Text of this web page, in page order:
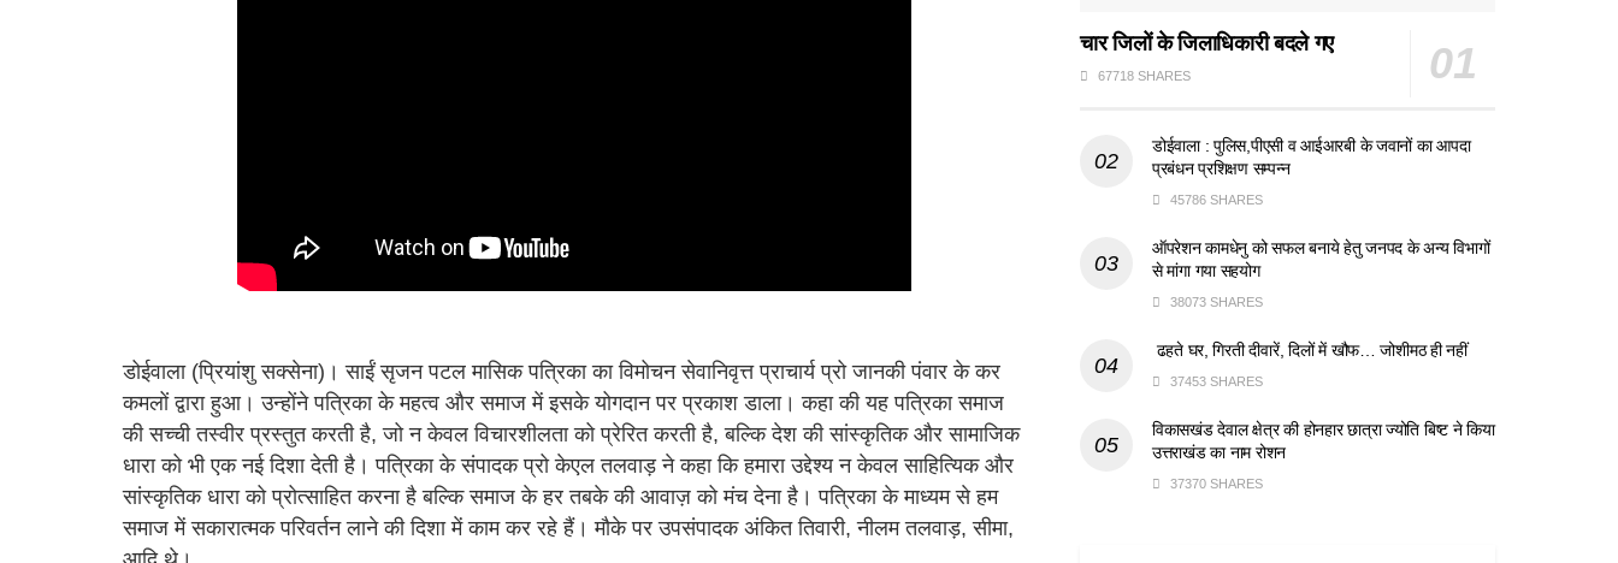
डोईवाला (प्रियांशु सक्सेना)। साईं सृजन पटल मासिक पत्रिका का विमोचन सेवानिवृत्त प्राचार्य प्रो जानकी पंवार के कर
कमलों द्वारा हुआ। उन्होंने पत्रिका के महत्व और समाज में इसके योगदान पर प्रकाश डाला। कहा की यह पत्रिका समाज
की सच्ची तस्वीर प्रस्तुत करती है, जो न केवल विचारशीलता को प्रेरित करती है, बल्कि देश की सांस्कृतिक और सामाजिक
धारा को भी एक नई दिशा देती है। पत्रिका के संपादक प्रो केएल तलवाड़ ने कहा कि हमारा उद्देश्य न केवल साहित्यिक और
सांस्कृतिक धारा को प्रोत्साहित करना है बल्कि समाज के हर तबके की आवाज़ को मंच देना है। पत्रिका के माध्यम से हम
समाज में सकारात्मक परिवर्तन लाने की दिशा में काम कर रहे हैं। मौके पर उपसंपादक अंकित तिवारी, नीलम तलवाड़, सीमा,
चार जिलों के जिलाधिकारी बदले गए
67718 SHARES
डोईवाला : पुलिस,पीएसी व आईआरबी के जवानों का आपदा
प्रबंधन प्रशिक्षण सम्पन्न
45786 SHARES
ऑपरेशन कामधेनु को सफल बनाये हेतु जनपद के अन्य विभागों
से मांगा गया सहयोग
38073 SHARES
ढहते घर, गिरती दीवारें, दिलों में खौफ… जोशीमठ ही नहीं
37453 SHARES
विकासखंड देवाल क्षेत्र की होनहार छात्रा ज्योति बिष्ट ने किया
उत्तराखंड का नाम रोशन
37370 SHARES